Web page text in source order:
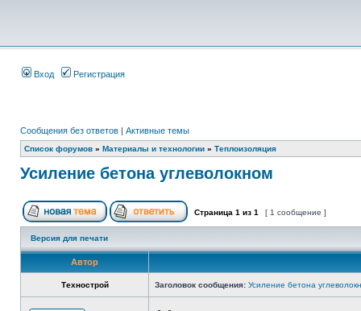
Вход Регистрация
Сообщения без ответов | Активные темы
Список форумов » Материалы и технологии » Теплоизоляция
Усиление бетона углеволокном
Страница 1 из 1 [ 1 сообщение ]
Версия для печати
Автор
Технострой Заголовок сообщения: Усиление бетона